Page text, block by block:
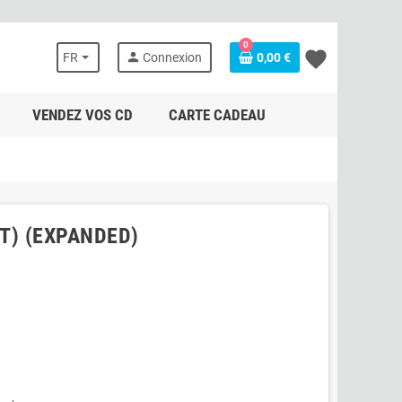
FR person Connexion
0
0,00 € favorite
VENDEZ VOS CD CARTE CADEAU
(EXPANDED)